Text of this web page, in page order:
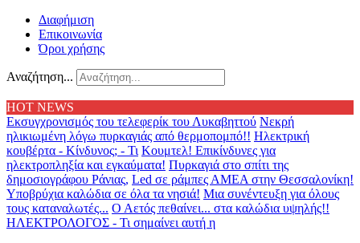
Διαφήμιση
Επικοινωνία
Όροι χρήσης
Αναζήτηση...
HOT NEWS
Εκσυγχρονισμός του τελεφερίκ του Λυκαβηττού Νεκρή
ηλικιωμένη λόγω πυρκαγιάς από θερμοπομπό!! Ηλεκτρική
κουβέρτα - Κίνδυνος; - Τι Κουμτελ! Επικίνδυνες για
ηλεκτροπληξία και εγκαύματα! Πυρκαγιά στο σπίτι της
δημοσιογράφου Ράνιας, Led σε ράμπες ΑΜΕΑ στην Θεσσαλονίκη!
Υποβρύχια καλώδια σε όλα τα νησιά! Μια συνέντευξη για όλους
τους καταναλωτές... Ο Αετός πεθαίνει... στα καλώδια υψηλής!!
ΗΛΕΚΤΡΟΛΟΓΟΣ - Τι σημαίνει αυτή η